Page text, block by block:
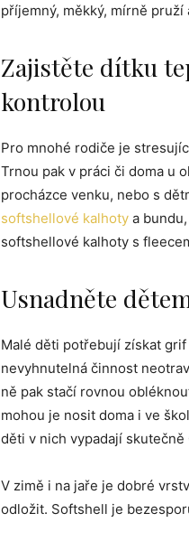
příjemný, měkký, mírně
Zajistěte dítku
kontrolou
Pro mnohé rodiče je
Trnou pak v práci či doma u
procházce venku, nebo s
softshellové kalhoty a
softshellové kalhoty s
Usnadněte
Malé děti potřebují získat
nevyhnutelná činnost
ně pak stačí rovnou
mohou je nosit doma i ve
děti v nich vypadají skutečně
V zimě i na jaře je dobré
odložit. Softshell je